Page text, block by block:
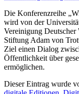
Die Konferenzreihe
wird von der
Vereinigung
Stiftung Adam von
Ziel einen Dialog
Öffentlichkeit über
ermöglichen.
Dieser Eintrag wurde